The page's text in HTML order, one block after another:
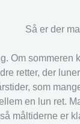
Så er der
Om
retter, der
som
en lun ret.
måltiderne er